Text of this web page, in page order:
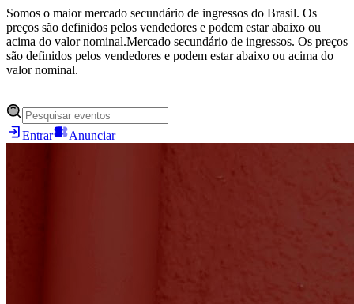
Somos o maior mercado secundário de ingressos do Brasil. Os
preços são definidos pelos vendedores e podem estar abaixo ou
acima do valor nominal.Mercado secundário de ingressos. Os preços
são definidos pelos vendedores e podem estar abaixo ou acima do
valor nominal.
Entrar Anunciar